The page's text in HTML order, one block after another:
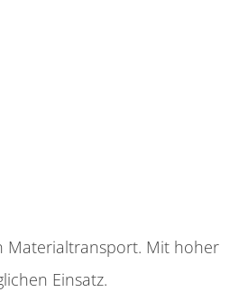
Materialtransport. Mit hoher
Einsatz.